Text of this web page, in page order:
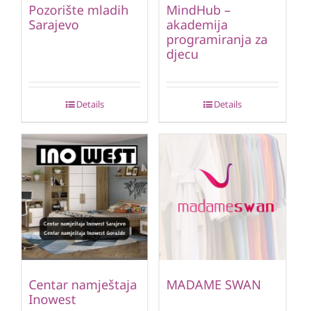
Pozorište mladih
Sarajevo
Details
MindHub –
akademija
programiranja za
djecu
Details
Centar namještaja
Inowest
MADAME SWAN